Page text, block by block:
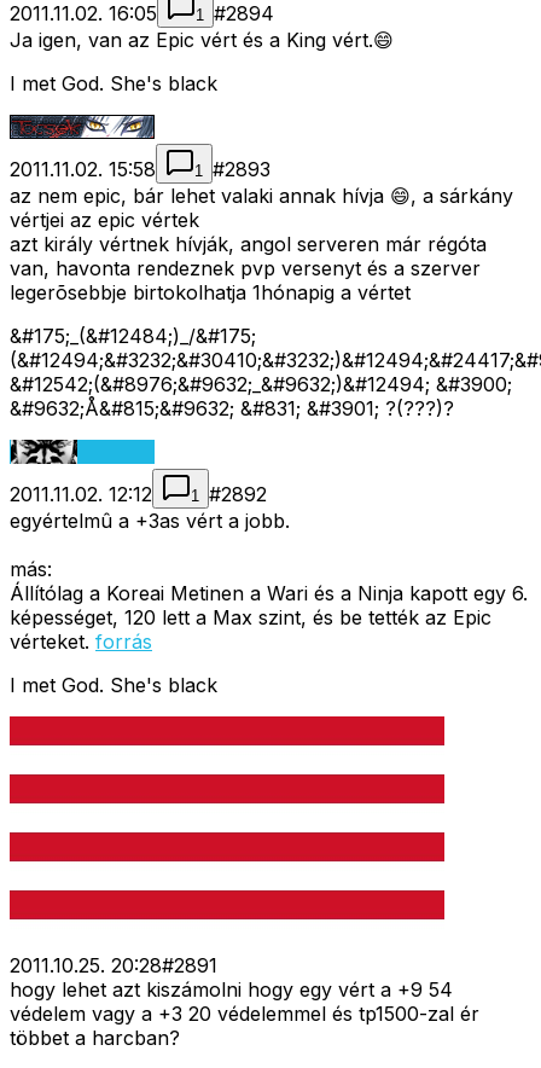
2011.11.02. 16:05 1 #2894
Ja igen, van az Epic vért és a King vért.😄
I met God. She's black
2011.11.02. 15:58 1 #2893
az nem epic, bár lehet valaki annak hívja 😄, a sárkány
vértjei az epic vértek
azt király vértnek hívják, angol serveren már régóta
van, havonta rendeznek pvp versenyt és a szerver
legerõsebbje birtokolhatja 1hónapig a vértet
&#175;_(&#12484;)_/&#175;
&#12542;(&#8976;&#9632;_&#9632;)&#12494; &#3900;
&#9632;Å&#815;&#9632; &#831; &#3901; ?(???)?
2011.11.02. 12:12 1 #2892
egyértelmû a +3as vért a jobb.
más:
Állítólag a Koreai Metinen a Wari és a Ninja kapott egy 6.
képességet, 120 lett a Max szint, és be tették az Epic
vérteket. forrás
I met God. She's black
2011.10.25. 20:28#2891
hogy lehet azt kiszámolni hogy egy vért a +9 54
védelem vagy a +3 20 védelemmel és tp1500-zal ér
többet a harcban?